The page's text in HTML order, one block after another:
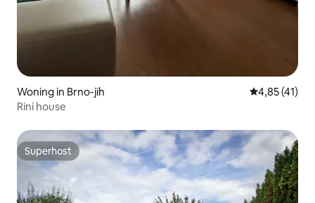
Woning in Brno-jih Gemiddelde
4,85 (41)
Rini house
Superhost
Superhost